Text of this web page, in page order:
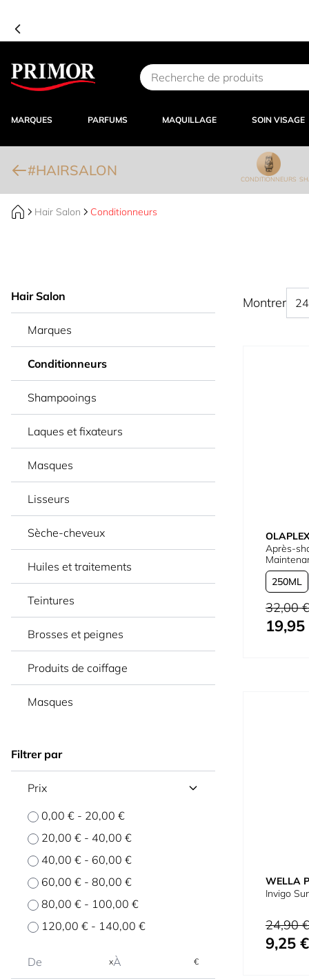
Aller au contenu
MARQUES PARFUMS MAQUILLAGE SOIN VISAGE
#HAIRSALON
CONDITIONNEURS
Hair Salon Conditionneurs
Hair Salon
Marques
Conditionneurs
Shampooings
Laques et fixateurs
Masques
Lisseurs
Sèche-cheveux
Huiles et traitements
Teintures
Brosses et peignes
Produits de coiffage
Masques
Filtrer par
Prix
0,00 € - 20,00 €
20,00 € - 40,00 €
40,00 € - 60,00 €
60,00 € - 80,00 €
80,00 € - 100,00 €
120,00 € - 140,00 €
x €
Montrer
OLAPLEX
Après-
250
Prix normal
32,00 €
À partir de
19,95
WELLA
Invigo
Prix normal
24,90 €
Prix spécial
9,25 €